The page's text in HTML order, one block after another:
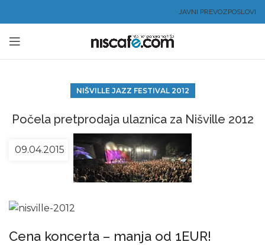
JAVNI PREVOZPOSLOVI
NIŠVILLE JAZZ FESTIVAL 2012
Počela pretprodaja ulaznica za Nišville 2012
09.04.2015
Cena koncerta – manja od 1EUR!